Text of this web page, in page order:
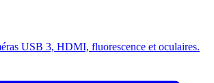
USB 3, HDMI, fluorescence et oculaires.